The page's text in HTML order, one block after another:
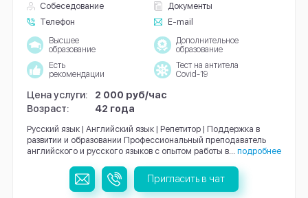
Собеседование
Документы
Телефон
E-mail
Высшее
образование
Дополнительное
образование
Есть
рекомендации
Тест на антитела
Covid-19
Цена услуги:
2 000 руб/час
Возраст:
42 года
Русский язык | Английский язык | Репетитор | Поддержка в
развитии и образовании Профессиональный преподаватель
английского и русского языков с опытом работы в...
подробнее
Пригласить в чат